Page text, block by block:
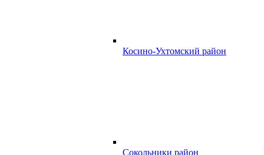
Косино-Ухтомский район
Сокольники район